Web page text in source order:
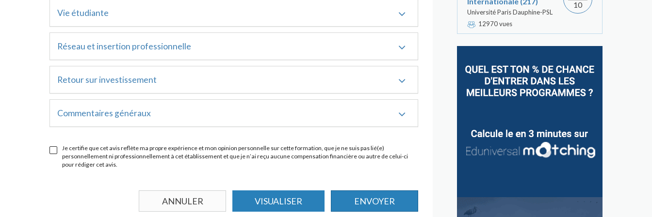
Vie étudiante
Réseau et insertion professionnelle
Retour sur investissement
Commentaires généraux
Je certifie que cet avis reflète ma propre expérience et mon opinion personnelle sur cette formation, que je ne suis pas lié(e)
personnellement ni professionnellement à cet établissement et que je n’ai reçu aucune compensation financière ou autre de celui-ci
pour rédiger cet avis.
ANNULER VISUALISER ENVOYER
Université Paris Dauphine-PSL
12970 vues
10